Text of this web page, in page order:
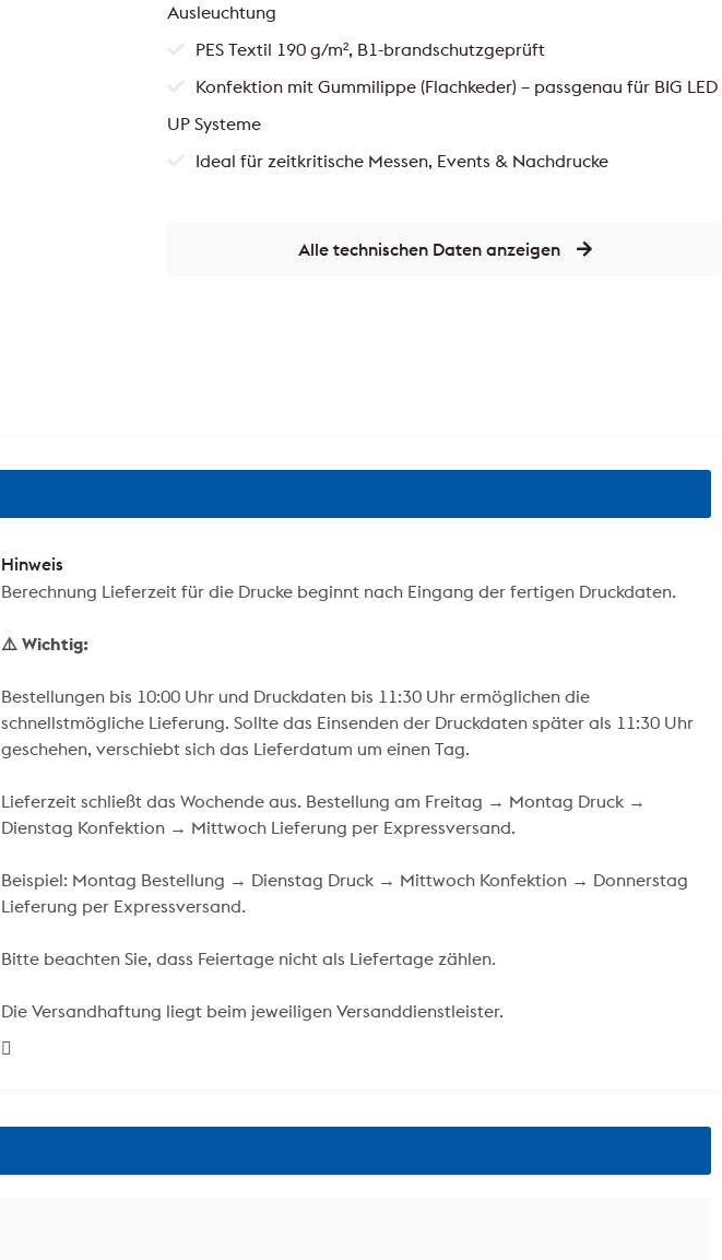
Ausleuchtung
PES Textil 190 g/m², B1-brandschutzgeprüft
Konfektion mit Gummilippe (Flachkeder) – passgenau für BIG LED
UP Systeme
Ideal für zeitkritische Messen, Events & Nachdrucke
Alle technischen Daten anzeigen
Hinweis
Berechnung Lieferzeit für die Drucke beginnt nach Eingang der fertigen Druckdaten.
⚠️ Wichtig:
Bestellungen bis 10:00 Uhr und Druckdaten bis 11:30 Uhr ermöglichen die
schnellstmögliche Lieferung. Sollte das Einsenden der Druckdaten später als 11:30 Uhr
geschehen, verschiebt sich das Lieferdatum um einen Tag.
Lieferzeit schließt das Wochende aus. Bestellung am Freitag → Montag Druck →
Dienstag Konfektion → Mittwoch Lieferung per Expressversand.
Beispiel: Montag Bestellung → Dienstag Druck → Mittwoch Konfektion → Donnerstag
Lieferung per Expressversand.
Bitte beachten Sie, dass Feiertage nicht als Liefertage zählen.
Die Versandhaftung liegt beim jeweiligen Versanddienstleister.